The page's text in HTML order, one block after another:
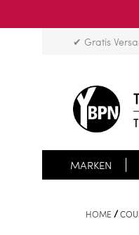
✔ Gratis
MARKEN
HOME